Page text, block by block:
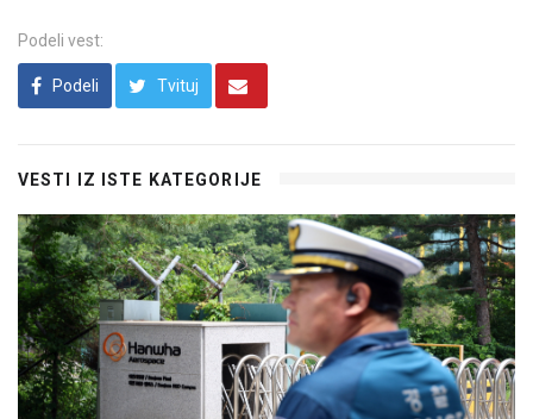
Podeli vest:
Podeli Tvituj
VESTI IZ ISTE KATEGORIJE